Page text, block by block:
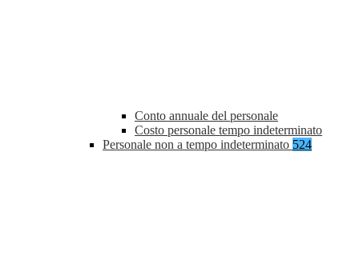
Conto annuale del personale
Costo personale tempo indeterminato
Personale non a tempo indeterminato 524